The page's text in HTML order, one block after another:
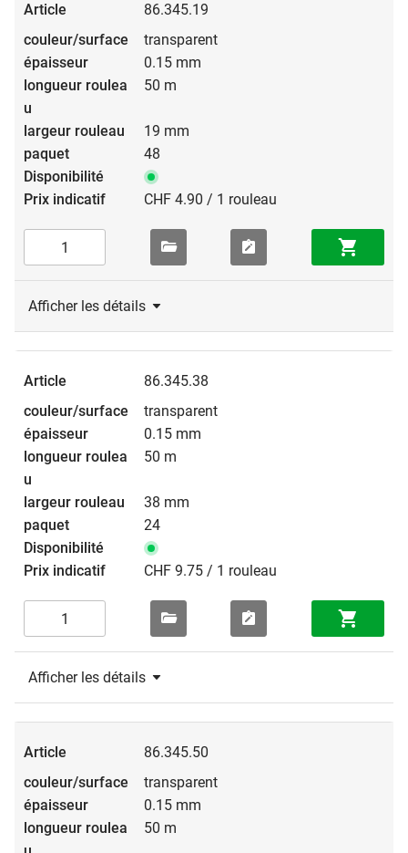
86.345.19
transparent
0.15 mm
50 m
19 mm
48
CHF 4.90 / 1 rouleau
Afficher les détails
86.345.38
transparent
0.15 mm
50 m
38 mm
24
CHF 9.75 / 1 rouleau
Afficher les détails
86.345.50
transparent
0.15 mm
50 m